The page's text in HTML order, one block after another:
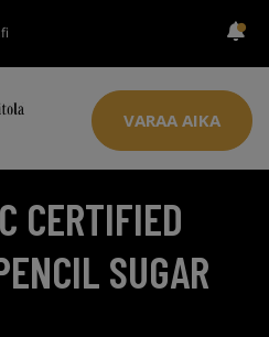
VARAA AIKA
CERTIFIED
SUGAR